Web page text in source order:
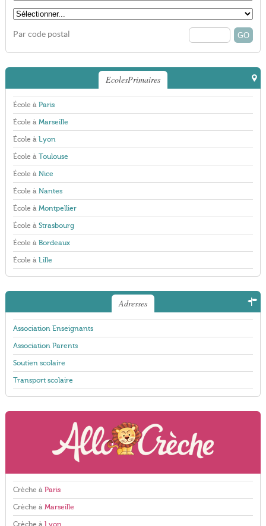
Par code postal
EcolesPrimaires
École à Paris
École à Marseille
École à Lyon
École à Toulouse
École à Nice
École à Nantes
École à Montpellier
École à Strasbourg
École à Bordeaux
École à Lille
Adresses
Association Enseignants
Association Parents
Soutien scolaire
Transport scolaire
Crèche à Paris
Crèche à Marseille
Crèche à Lyon